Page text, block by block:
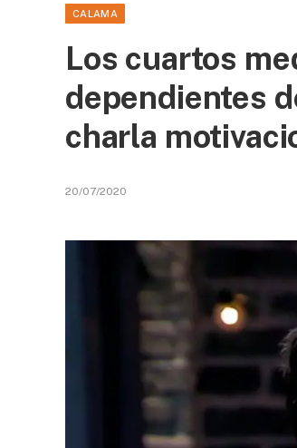
CALAMA
Los cuartos
dependientes
charla
20/07/2020